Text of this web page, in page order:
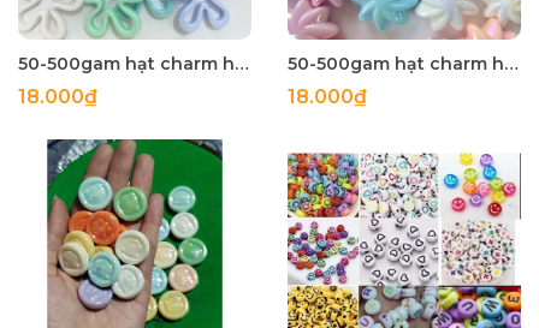
50-500gam hạt charm hoa rỗng 27mm lỗ xỏ dọc
18.000₫
50-500gam hạt charm hoa chong chóng 20mm, 27mm, charm nhựa bóng holo
18.000₫